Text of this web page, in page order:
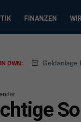
FINANZEN
DWN: Geldanlage